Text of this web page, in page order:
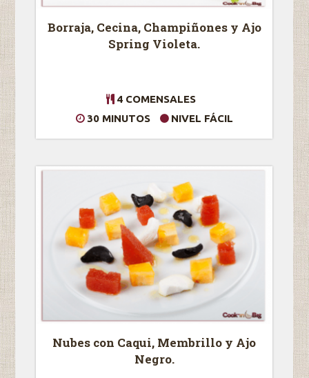
Borraja, Cecina, Champiñones y Ajo
Spring Violeta.
4 COMENSALES
30 MINUTOS
NIVEL FÁCIL
Nubes con Caqui, Membrillo y Ajo
Negro.